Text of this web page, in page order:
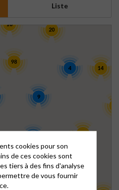
Liste
14
98
20
23
9
4
16
cookies pour son
de ces cookies sont
tiers à des fins d'analyse
de vous fournir